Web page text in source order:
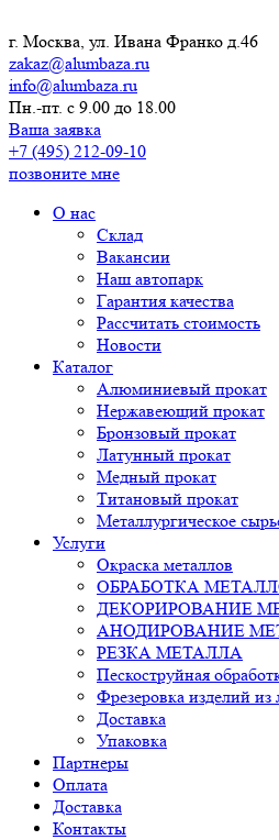
г. Москва, ул. Ивана Франко д.46
zakaz@alumbaza.ru
info@alumbaza.ru
Пн.-пт. с 9.00 до 18.00
Ваша заявка
+7 (495) 212-09-10
позвоните мне
О нас
Склад
Вакансии
Наш автопарк
Гарантия качества
Рассчитать стоимость
Новости
Каталог
Алюминиевый прокат
Нержавеющий прокат
Бронзовый прокат
Латунный прокат
Медный прокат
Титановый прокат
Металлургическое
Услуги
Окраска металлов
ОБРАБОТКА
ДЕКОРИРОВАНИЕ
АНОДИРОВАНИЕ
РЕЗКА МЕТАЛЛА
Пескоструйная
Фрезеровка изделий из
Доставка
Упаковка
Партнеры
Оплата
Доставка
Контакты